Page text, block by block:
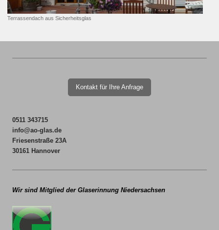
Terrassendach aus Sicherheitsglas
Kontakt für Ihre Anfrage
0511 343715
info@ao-glas.de
Friesenstraße 23A
30161 Hannover
Wir sind Mitglied der Glaserinnung Niedersachsen